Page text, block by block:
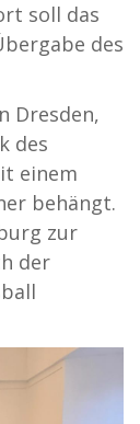
soll das
des
Dresden,
des
einem
behängt.
zur
der